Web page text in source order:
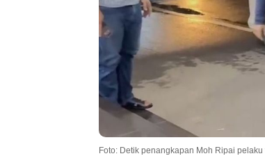
Foto: Detik penangkapan Moh Ripai